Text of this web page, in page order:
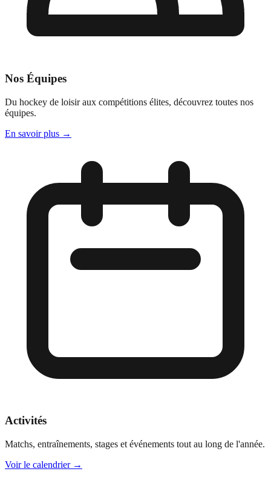
Nos Équipes
Du hockey de loisir aux compétitions élites, découvrez toutes nos
équipes.
En savoir plus →
Activités
Matchs, entraînements, stages et événements tout au long de l'année.
Voir le calendrier→